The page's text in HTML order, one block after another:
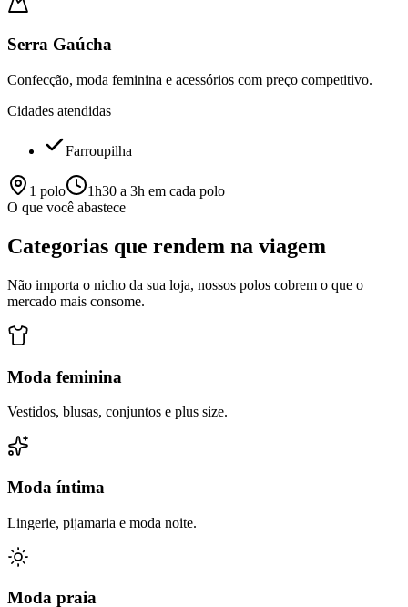
Serra Gaúcha
Confecção, moda feminina e acessórios com preço competitivo.
Cidades atendidas
Farroupilha
1 polo
1h30 a 3h em cada polo
O que você abastece
Categorias que rendem na viagem
Não importa o nicho da sua loja, nossos polos cobrem o que o
mercado mais consome.
Moda feminina
Vestidos, blusas, conjuntos e plus size.
Moda íntima
Lingerie, pijamaria e moda noite.
Moda praia